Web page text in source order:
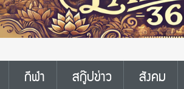
กีฬา สกู๊ปข่าว สังคม